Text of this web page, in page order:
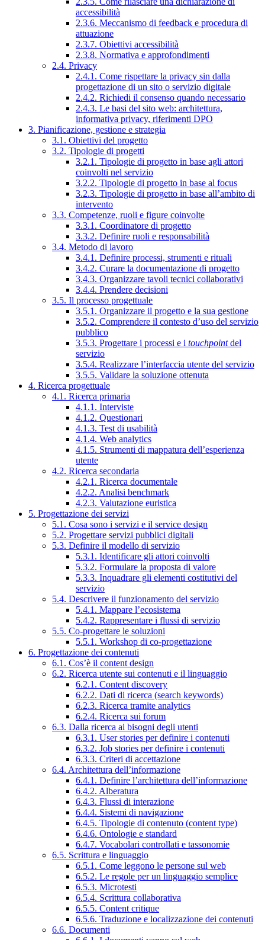
accessibilità
2.3.6. Meccanismo di feedback e procedura di
attuazione
2.3.7. Obiettivi accessibilità
2.3.8. Normativa e approfondimenti
2.4. Privacy
2.4.1. Come rispettare la privacy sin dalla
progettazione di un sito o servizio digitale
2.4.2. Richiedi il consenso quando necessario
2.4.3. Le basi del sito web: architettura,
informativa privacy, riferimenti DPO
3. Pianificazione, gestione e strategia
3.1. Obiettivi del progetto
3.2. Tipologie di progetti
3.2.1. Tipologie di progetto in base agli attori
coinvolti nel servizio
3.2.2. Tipologie di progetto in base al focus
3.2.3. Tipologie di progetto in base all’ambito di
intervento
3.3. Competenze, ruoli e figure coinvolte
3.3.1. Coordinatore di progetto
3.3.2. Definire ruoli e responsabilità
3.4. Metodo di lavoro
3.4.1. Definire processi, strumenti e rituali
3.4.2. Curare la documentazione di progetto
3.4.3. Organizzare tavoli tecnici collaborativi
3.4.4. Prendere decisioni
3.5. Il processo progettuale
3.5.1. Organizzare il progetto e la sua gestione
3.5.2. Comprendere il contesto d’uso del servizio
pubblico
3.5.3. Progettare i processi e i touchpointdel
servizio
3.5.4. Realizzare l’interfaccia utente del servizio
3.5.5. Validare la soluzione ottenuta
4. Ricerca progettuale
4.1. Ricerca primaria
4.1.1. Interviste
4.1.2. Questionari
4.1.3. Test di usabilità
4.1.4. Web analytics
4.1.5. Strumenti di mappatura dell’esperienza
utente
4.2. Ricerca secondaria
4.2.1. Ricerca documentale
4.2.2. Analisi benchmark
4.2.3. Valutazione euristica
5. Progettazione dei servizi
5.1. Cosa sono i servizi e il service design
5.2. Progettare servizi pubblici digitali
5.3. Definire il modello di servizio
5.3.1. Identificare gli attori coinvolti
5.3.2. Formulare la proposta di valore
5.3.3. Inquadrare gli elementi costitutivi del
servizio
5.4. Descrivere il funzionamento del servizio
5.4.1. Mappare l’ecosistema
5.4.2. Rappresentare i flussi di servizio
5.5. Co-progettare le soluzioni
5.5.1. Workshop di co-progettazione
6. Progettazione dei contenuti
6.1. Cos’è il content design
6.2. Ricerca utente sui contenuti e il linguaggio
6.2.1. Content discovery
6.2.2. Dati di ricerca (search keywords)
6.2.3. Ricerca tramite analytics
6.2.4. Ricerca sui forum
6.3. Dalla ricerca ai bisogni degli utenti
6.3.1. User stories per definire i contenuti
6.3.2. Job stories per definire i contenuti
6.3.3. Criteri di accettazione
6.4. Architettura dell’informazione
6.4.1. Definire l’architettura dell’informazione
6.4.2. Alberatura
6.4.3. Flussi di interazione
6.4.4. Sistemi di navigazione
6.4.5. Tipologie di contenuto (content type)
6.4.6. Ontologie e standard
6.4.7. Vocabolari controllati e tassonomie
6.5. Scrittura e linguaggio
6.5.1. Come leggono le persone sul web
6.5.2. Le regole per un linguaggio semplice
6.5.3. Microtesti
6.5.4. Scrittura collaborativa
6.5.5. Content critique
6.5.6. Traduzione e localizzazione dei contenuti
6.6. Documenti